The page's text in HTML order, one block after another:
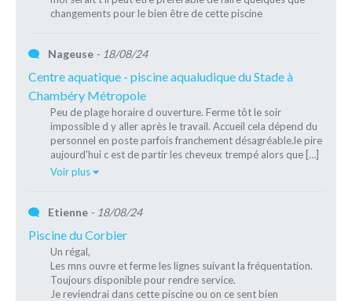
changements pour le bien être de cette piscine
Nageuse - 18/08/24
Centre aquatique - piscine aqualudique du Stade à
Chambéry Métropole
Peu de plage horaire d ouverture. Ferme tôt le soir
impossible d y aller après le travail. Accueil cela dépend du
personnel en poste parfois franchement désagréable.le pire
aujourd'hui c est de partir les cheveux trempé alors que […]
Voir plus
Etienne - 18/08/24
Piscine du Corbier
Un régal,
Les mns ouvre et ferme les lignes suivant la fréquentation.
Toujours disponible pour rendre service.
Je reviendrai dans cette piscine ou on ce sent bien